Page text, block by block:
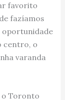
favorito
fazíamos
oportunidade
centro, o
varanda
o Toronto